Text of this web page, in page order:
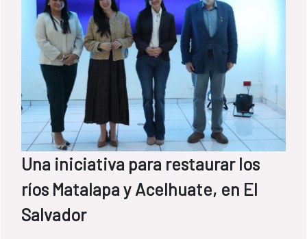
Una iniciativa para restaurar los
ríos Matalapa y Acelhuate, en El
Salvador